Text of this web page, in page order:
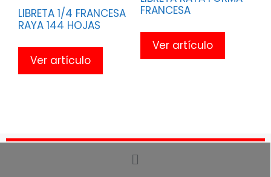
LIBRETA 1/4 FRANCESA
RAYA 144 HOJAS
Ver artículo
FRANCESA
Ver artículo